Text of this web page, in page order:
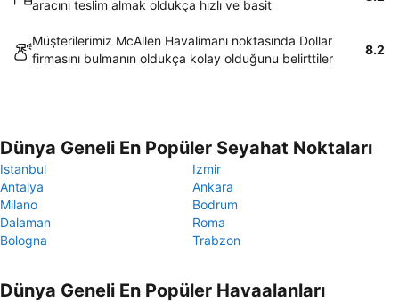
aracını teslim almak oldukça hızlı ve basit
Müşterilerimiz McAllen Havalimanı noktasında Dollar
firmasını bulmanın oldukça kolay olduğunu belirttiler
8.2
Dünya Geneli En Popüler Seyahat Noktaları
Istanbul
Izmir
Antalya
Ankara
Milano
Bodrum
Dalaman
Roma
Bologna
Trabzon
Dünya Geneli En Popüler Havaalanları